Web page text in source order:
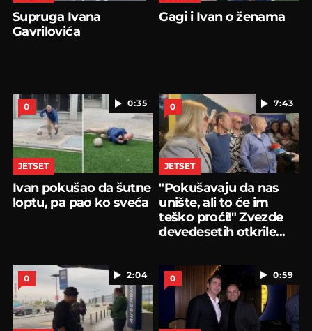
Supruga Ivana
Gavrilovića
Gagi i Ivan o ženama
0:35
0
JETSET
Ivan pokušao da šutne
loptu, pa pao ko sveća
7:43
0
JETSET
"Pokušavaju da nas
unište, ali to će im
teško proći!" Zvezde
devedesetih otkrile...
2:04
0 0:59
0